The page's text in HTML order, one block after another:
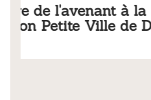
Tarifs
Liste des tarifs
délibération